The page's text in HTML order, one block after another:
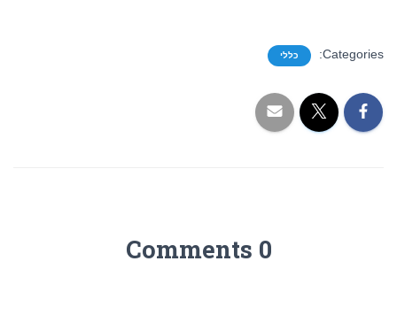
Categories: כללי
0 Comments